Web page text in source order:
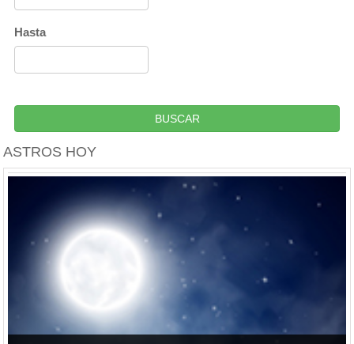
Hasta
BUSCAR
ASTROS HOY